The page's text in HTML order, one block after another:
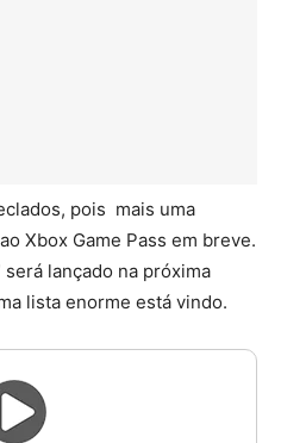
pois mais uma
Xbox Game Pass em breve.
será lançado na próxima
lista enorme está vindo.